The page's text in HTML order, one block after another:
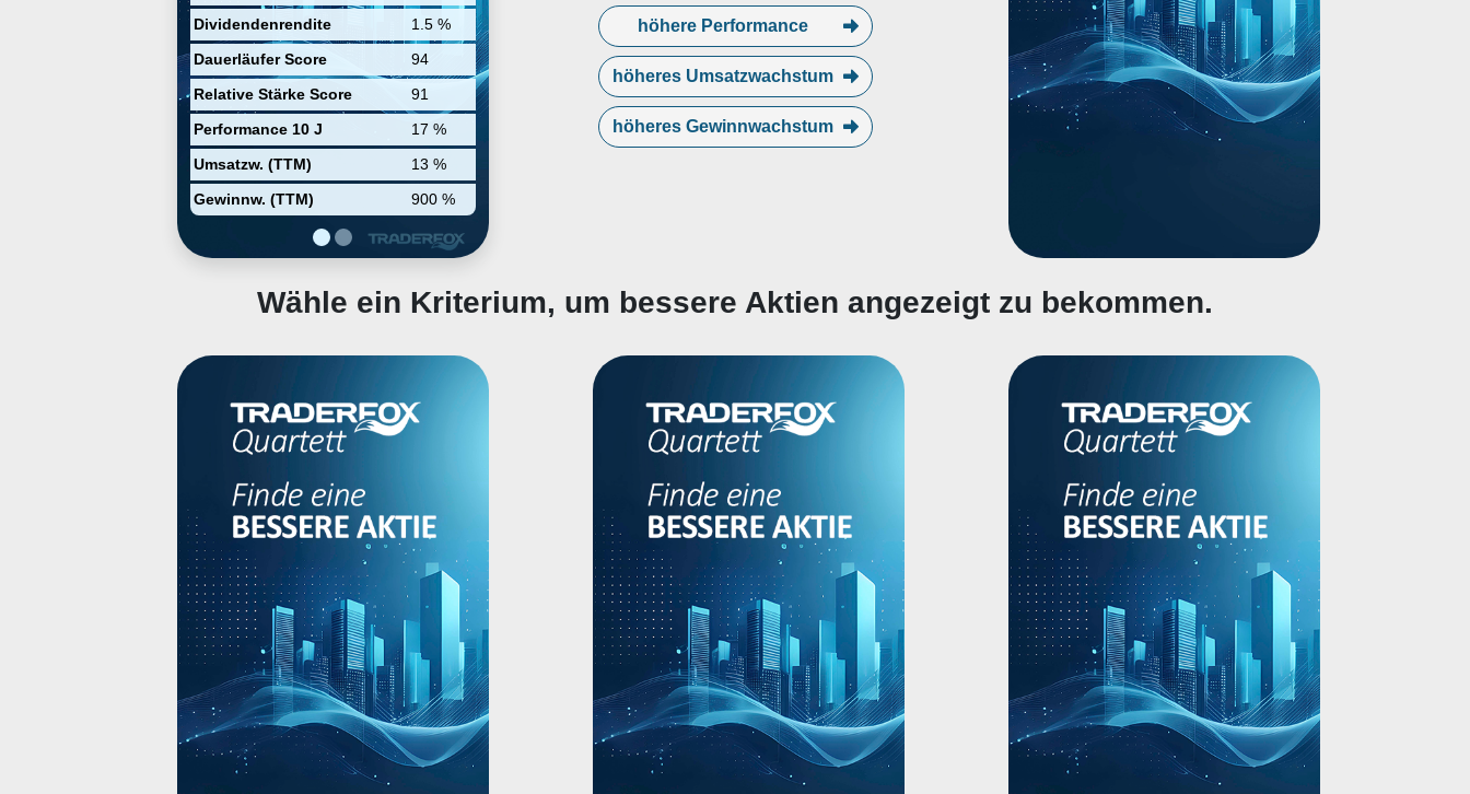
Dividendenrendite
1.5 %
Dauerläufer Score
94
Relative Stärke Score
91
Performance 10 J
17 %
Umsatzw. (TTM)
13 %
Gewinnw. (TTM)
900 %
höhere Performance
höheres Umsatzwachstum
höheres Gewinnwachstum
Wähle ein Kriterium, um bessere Aktien angezeigt zu bekommen.